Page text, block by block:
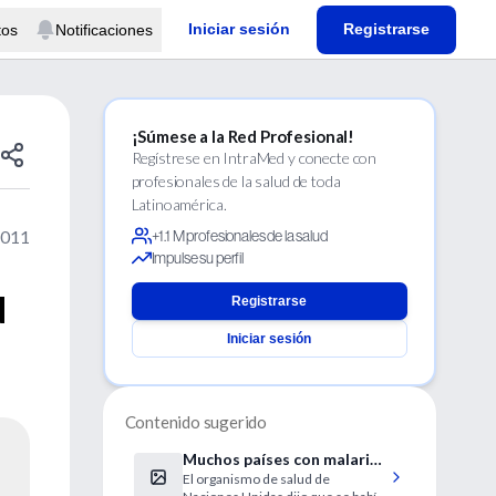
Notificaciones Iniciar sesión Registrarse
¡Súmese a la Red Profesional!
Regístrese en IntraMed y conecte con
profesionales de la salud de toda
Latinoamérica.
+1.1 M profesionales de la salud
Impulse su perfil
Registrarse
Iniciar sesión
Contenido sugerido
Muchos países con malaria
van rumbo a erradicar
El organismo de salud de